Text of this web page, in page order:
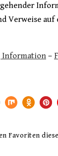
Verweise auf
Information –
Favoriten